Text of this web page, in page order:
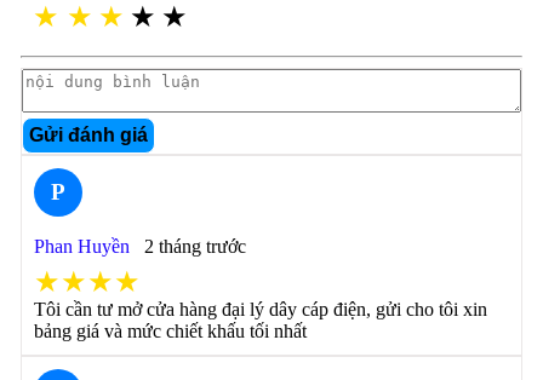
★ ★ ★ ★ ★
Gửi đánh giá
P
Phan Huyền 2 tháng trước
★★★★
Tôi cần tư mở cửa hàng đại lý dây cáp điện, gửi cho tôi xin
bảng giá và mức chiết khấu tối nhất